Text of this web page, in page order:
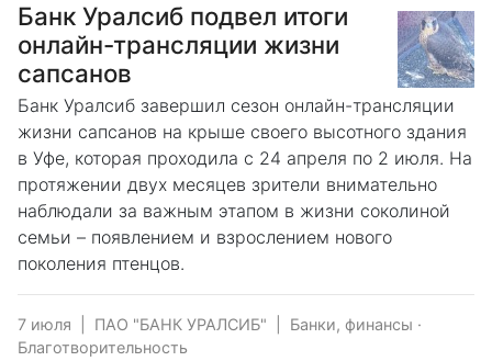
Банк Уралсиб подвел итоги
онлайн-трансляции жизни
сапсанов
Банк Уралсиб завершил сезон онлайн-трансляции
жизни сапсанов на крыше своего высотного здания
в Уфе, которая проходила с 24 апреля по 2 июля. На
протяжении двух месяцев зрители внимательно
наблюдали за важным этапом в жизни соколиной
семьи – появлением и взрослением нового
поколения птенцов.
7 июля ПАО "БАНК УРАЛСИБ" Банки, финансы ·
Благотворительность